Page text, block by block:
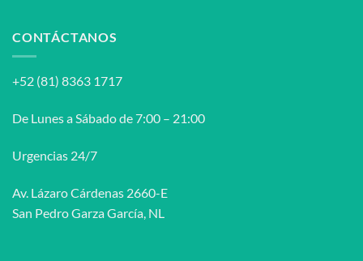
femenino?
CONTÁCTANOS
+52 (81) 8363 1717
De Lunes a Sábado de 7:00 – 21:00
Urgencias 24/7
Av. Lázaro Cárdenas 2660-E
San Pedro Garza García, NL